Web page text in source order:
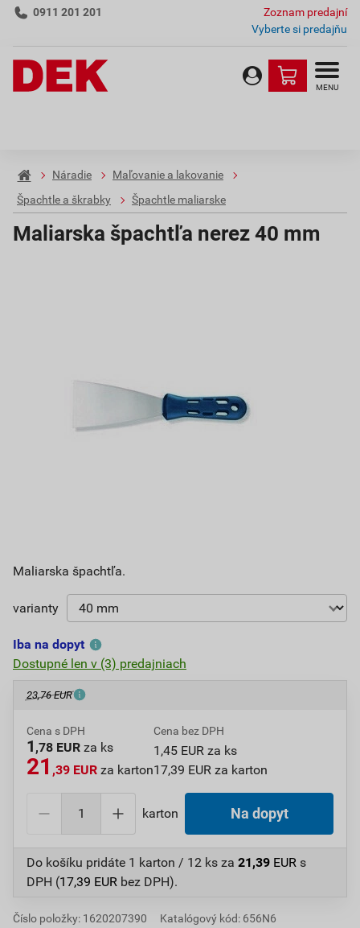
0911 201 201
Zoznam predajní
Vyberte si predajňu
MENU
Náradie
Maľovanie a lakovanie
Špachtle a škrabky
Špachtle maliarske
Maliarska špachtľa nerez 40 mm
Maliarska špachtľa.
varianty
Iba na dopyt
Dostupné len v (3) predajniach
23,76 EUR
Cena s DPH
1 ,78 EUR za ks
21 ,39 EUR za karton
Cena bez DPH
1,45 EUR za ks
17,39 EUR za karton
karton Na dopyt
Do košíku pridáte 1 karton / 12 ks za 21,39 EUR s
DPH (17,39 EUR bez DPH).
Číslo položky: 1620207390
Katalógový kód: 656N6